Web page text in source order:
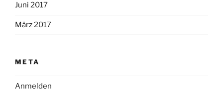
Juni 2017
März 2017
META
Anmelden